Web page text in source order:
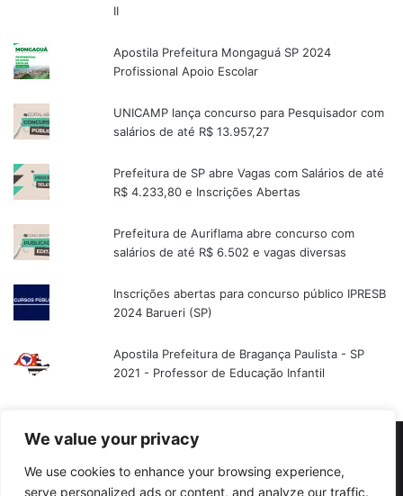
We value your privacy
We use cookies to enhance your browsing experience,
serve personalized ads or content, and analyze our traffic.
II
Apostila Prefeitura Mongaguá SP 2024
Profissional Apoio Escolar
UNICAMP lança concurso para Pesquisador com
salários de até R$ 13.957,27
Prefeitura de SP abre Vagas com Salários de até
R$ 4.233,80 e Inscrições Abertas
Prefeitura de Auriflama abre concurso com
salários de até R$ 6.502 e vagas diversas
Inscrições abertas para concurso público IPRESB
2024 Barueri (SP)
Apostila Prefeitura de Bragança Paulista - SP
2021 - Professor de Educação Infantil
Temos e Condições Redes Sociais